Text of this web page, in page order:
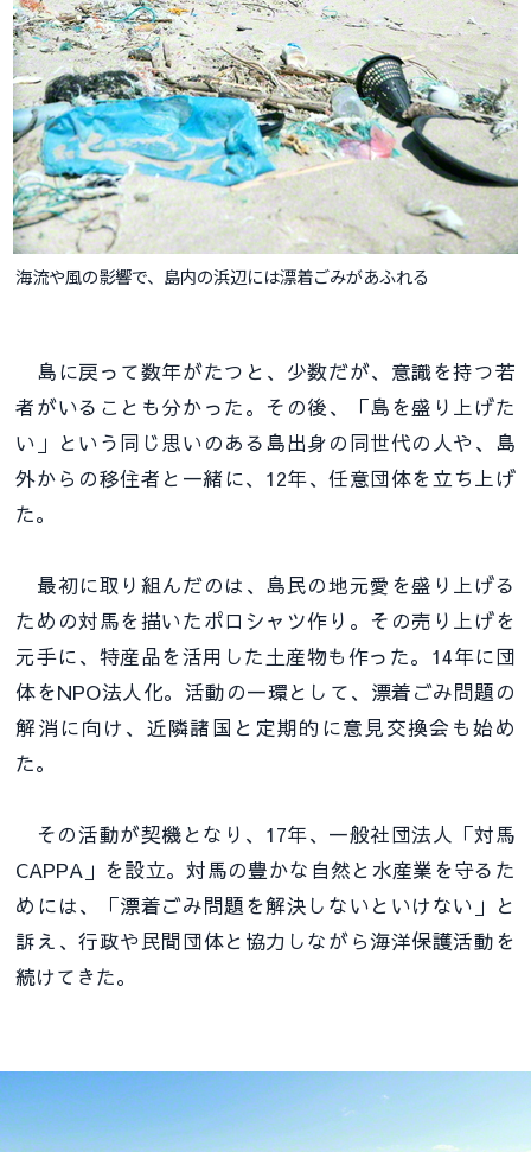
海流や風の影響で、島内の浜辺には漂着ごみがあふれる
島に戻って数年がたつと、少数だが、意識を持つ若
者がいることも分かった。その後、「島を盛り上げた
い」という同じ思いのある島出身の同世代の人や、島
外からの移住者と一緒に、12年、任意団体を立ち上げ
た。
最初に取り組んだのは、島民の地元愛を盛り上げる
ための対馬を描いたポロシャツ作り。その売り上げを
元手に、特産品を活用した土産物も作った。14年に団
体をNPO法人化。活動の一環として、漂着ごみ問題の
解消に向け、近隣諸国と定期的に意見交換会も始め
た。
その活動が契機となり、17年、一般社団法人「対馬
CAPPA」を設立。対馬の豊かな自然と水産業を守るた
めには、「漂着ごみ問題を解決しないといけない」と
訴え、行政や民間団体と協力しながら海洋保護活動を
続けてきた。